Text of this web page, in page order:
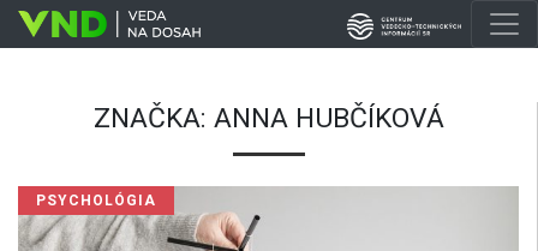
ZNAČKA: ANNA HUBČÍKOVÁ
PSYCHOLÓGIA